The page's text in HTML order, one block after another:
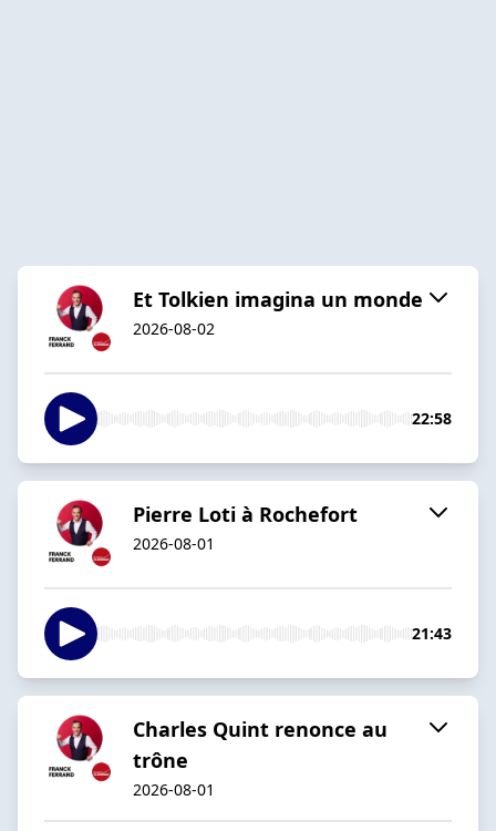
Et Tolkien imagina un monde
2026-08-02
22:58
Pierre Loti à Rochefort
2026-08-01
21:43
Charles Quint renonce au
trône
2026-08-01